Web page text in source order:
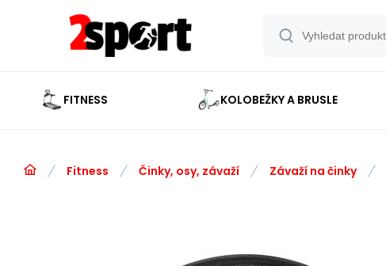
FITNESS KOLOBEŽKY A BRUSLE
Fitness Činky, osy, závaží Závaží na činky